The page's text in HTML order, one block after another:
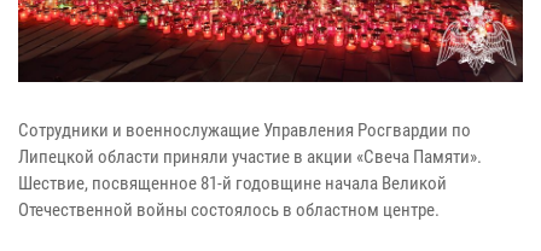
Сотрудники и военнослужащие Управления Росгвардии по
Липецкой области приняли участие в акции «Свеча Памяти».
Шествие, посвященное 81-й годовщине начала Великой
Отечественной войны состоялось в областном центре.